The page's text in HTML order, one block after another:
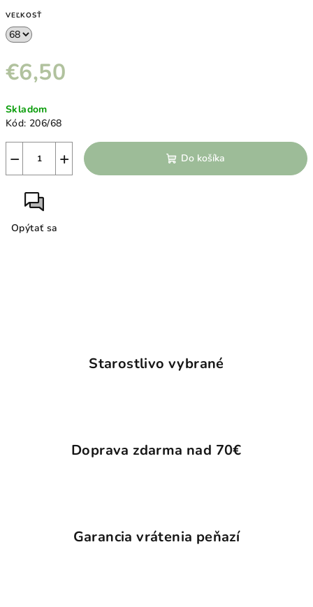
VEĽKOSŤ
€6,50
cena:
Skladom
Kód: 206/68
+
− Do košíka
Opýtať sa
Starostlivo vybrané
Doprava zdarma nad 70€
Garancia vrátenia peňazí